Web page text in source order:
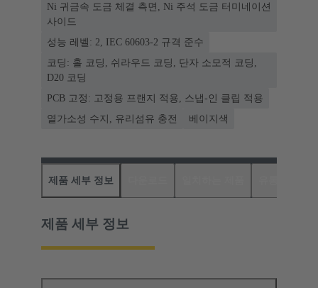
Ni 귀금속 도금 체결 측면, Ni 주석 도금 터미네이션
사이드
성능 레벨: 2, IEC 60603-2 규격 준수
코딩: 홀 코딩, 쉬라우드 코딩, 단자 소모적 코딩,
D20 코딩
PCB 고정: 고정용 프랜지 적용, 스냅-인 클립 적용
열가소성 수지, 유리섬유 충전
베이지색
제품 세부 정보
제품 세부 정보